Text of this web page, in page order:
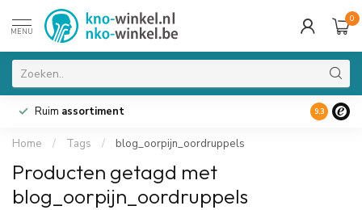
MENU
0
Ruim assortiment 9.3
Home / Tags / blog_oorpijn_oordruppels
Producten getagd met
blog_oorpijn_oordruppels